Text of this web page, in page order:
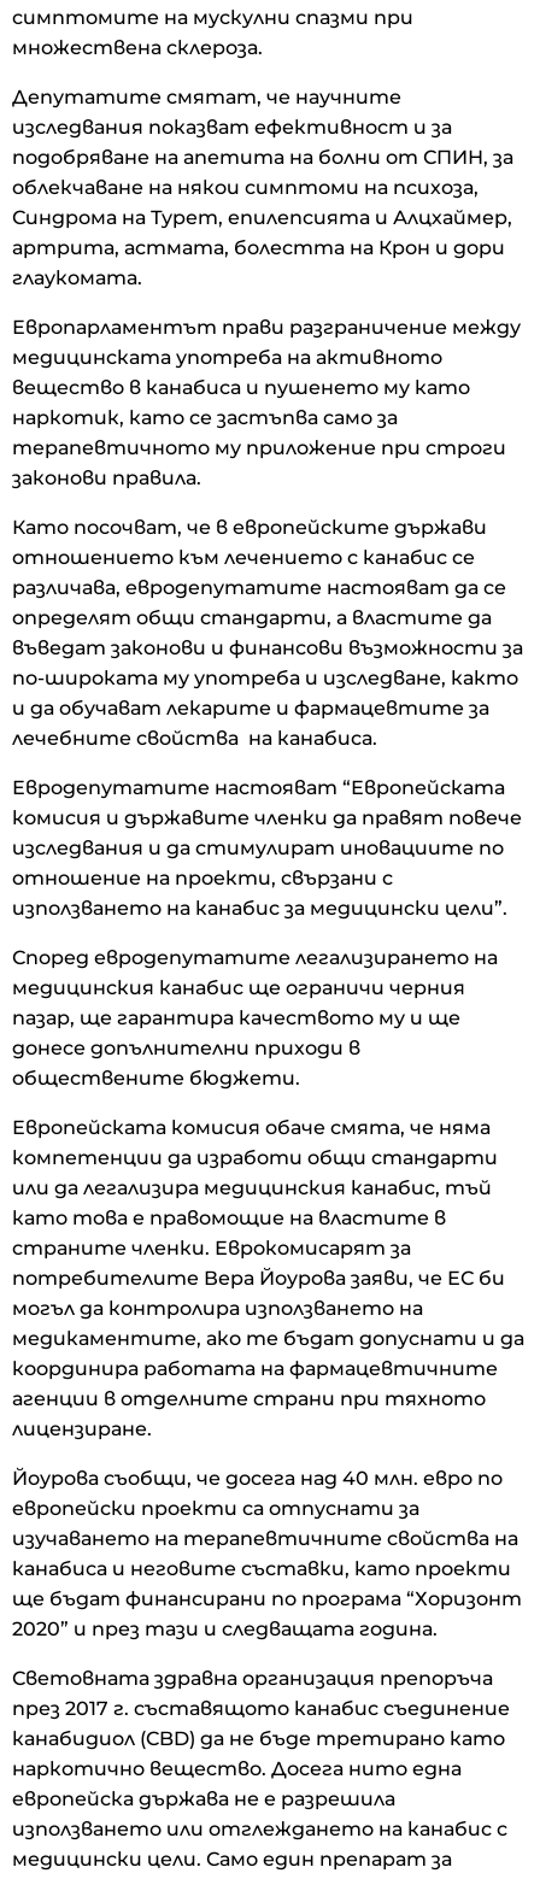
симптомите на мускулни спазми при
множествена склероза.
Депутатите смятат, че научните
изследвания показват ефективност и за
подобряване на апетита на болни от СПИН, за
облекчаване на някои симптоми на психоза,
Синдрома на Турет, епилепсията и Алцхаймер,
артрита, астмата, болестта на Крон и дори
глаукомата.
Европарламентът прави разграничение между
медицинската употреба на активното
вещество в канабиса и пушенето му като
наркотик, като се застъпва само за
терапевтичното му приложение при строги
законови правила.
Като посочват, че в европейските държави
отношението към лечението с канабис се
различава, евродепутатите настояват да се
определят общи стандарти, а властите да
въведат законови и финансови възможности за
по-широката му употреба и изследване, както
и да обучават лекарите и фармацевтите за
лечебните свойства на канабиса.
Евродепутатите настояват “Европейската
комисия и държавите членки да правят повече
изследвания и да стимулират иновациите по
отношение на проекти, свързани с
използването на канабис за медицински цели”.
Според евродепутатите легализирането на
медицинския канабис ще ограничи черния
пазар, ще гарантира качеството му и ще
донесе допълнителни приходи в
обществените бюджети.
Европейската комисия обаче смята, че няма
компетенции да изработи общи стандарти
или да легализира медицинския канабис, тъй
като това е правомощие на властите в
страните членки. Еврокомисарят за
потребителите Вера Йоурова заяви, че ЕС би
могъл да контролира използването на
медикаментите, ако те бъдат допуснати и да
координира работата на фармацевтичните
агенции в отделните страни при тяхното
лицензиране.
Йоурова съобщи, че досега над 40 млн. евро по
европейски проекти са отпуснати за
изучаването на терапевтичните свойства на
канабиса и неговите съставки, като проекти
ще бъдат финансирани по програма “Хоризонт
2020” и през тази и следващата година.
Световната здравна организация препоръча
през 2017 г. съставящото канабис съединение
канабидиол (CBD) да не бъде третирано като
наркотично вещество. Досега нито една
европейска държава не е разрешила
използването или отглеждането на канабис с
медицински цели. Само един препарат за